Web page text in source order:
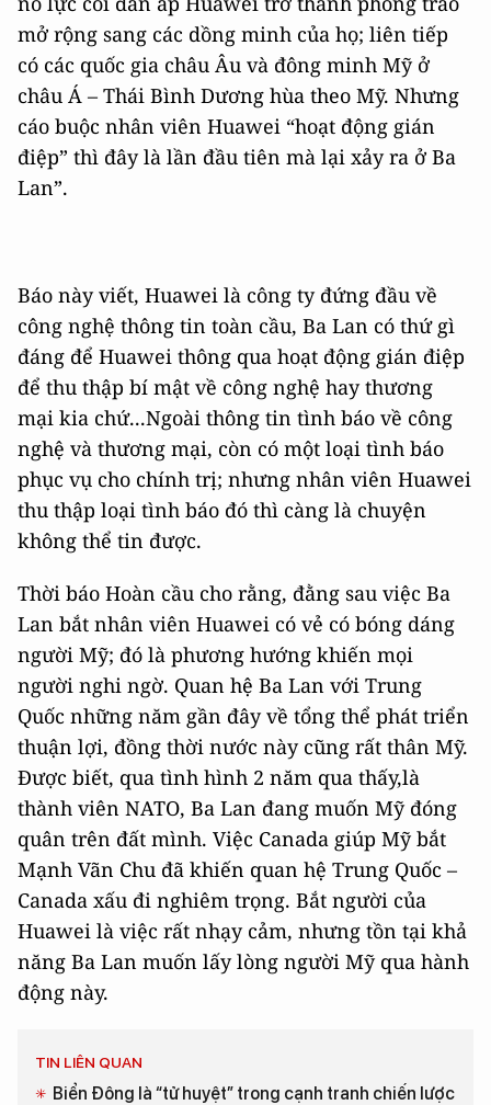
mở rộng sang các dồng minh của họ; liên tiếp
có các quốc gia châu Âu và đông minh Mỹ ở
châu Á – Thái Bình Dương hùa theo Mỹ. Nhưng
cáo buộc nhân viên Huawei “hoạt động gián
điệp” thì đây là lần đầu tiên mà lại xảy ra ở Ba
Lan”.
Báo này viết, Huawei là công ty đứng đầu về
công nghệ thông tin toàn cầu, Ba Lan có thứ gì
đáng để Huawei thông qua hoạt động gián điệp
để thu thập bí mật về công nghệ hay thương
mại kia chứ...Ngoài thông tin tình báo về công
nghệ và thương mại, còn có một loại tình báo
phục vụ cho chính trị; nhưng nhân viên Huawei
thu thập loại tình báo đó thì càng là chuyện
không thể tin được.
Thời báo Hoàn cầu cho rằng, đằng sau việc Ba
Lan bắt nhân viên Huawei có vẻ có bóng dáng
người Mỹ; đó là phương hướng khiến mọi
người nghi ngờ. Quan hệ Ba Lan với Trung
Quốc những năm gần đây về tổng thể phát triển
thuận lợi, đồng thời nước này cũng rất thân Mỹ.
Được biết, qua tình hình 2 năm qua thấy,là
thành viên NATO, Ba Lan đang muốn Mỹ đóng
quân trên đất mình. Việc Canada giúp Mỹ bắt
Mạnh Vãn Chu đã khiến quan hệ Trung Quốc –
Canada xấu đi nghiêm trọng. Bắt người của
Huawei là việc rất nhạy cảm, nhưng tồn tại khả
năng Ba Lan muốn lấy lòng người Mỹ qua hành
động này.
TIN LIÊN QUAN
Biển Đông là “tử huyệt” trong cạnh tranh chiến lược